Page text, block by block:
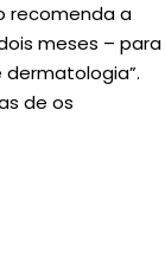
recomenda a
meses – para
de os